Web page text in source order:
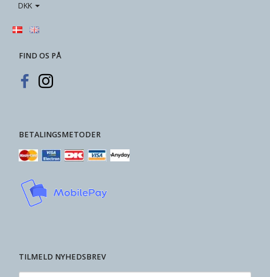
DKK
FIND OS PÅ
BETALINGSMETODER
TILMELD NYHEDSBREV